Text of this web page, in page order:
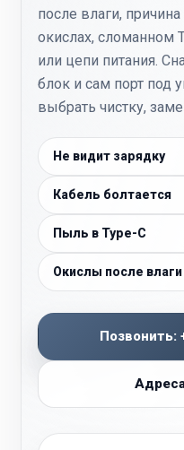
после влаги,
окислах, сломанном
или цепи питания.
блок и сам порт под
выбрать чистку,
Не видит зарядку
Кабель болтается
Пыль в Type-C
Окислы после влаги
Позвонить: